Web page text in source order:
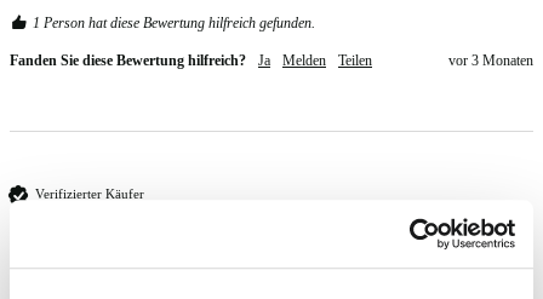
1 Person hat diese Bewertung hilfreich gefunden.
Fanden Sie diese Bewertung hilfreich? Ja Melden Teilen vor 3 Monaten
Verifizierter Käufer